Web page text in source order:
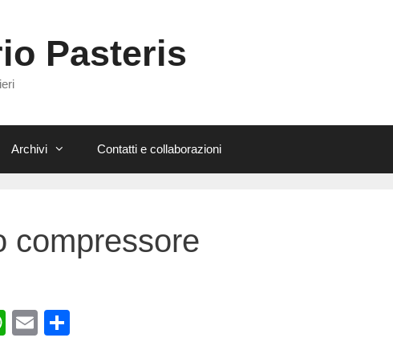
Pasteris
Archivi Contatti e collaborazioni
compressore
W
E